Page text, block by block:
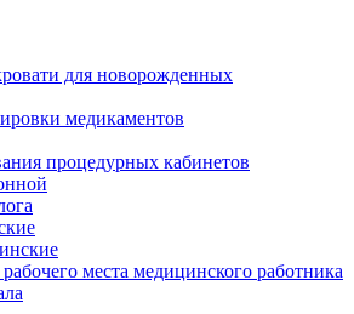
для новорожденных
медикаментов
процедурных кабинетов
места медицинского работника